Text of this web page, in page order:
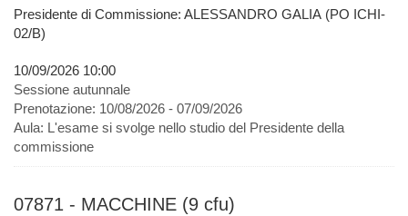
Presidente di Commissione: ALESSANDRO GALIA (PO ICHI-
02/B)
10/09/2026 10:00
Sessione autunnale
Prenotazione: 10/08/2026 - 07/09/2026
Aula: L'esame si svolge nello studio del Presidente della
commissione
07871 - MACCHINE (9 cfu)